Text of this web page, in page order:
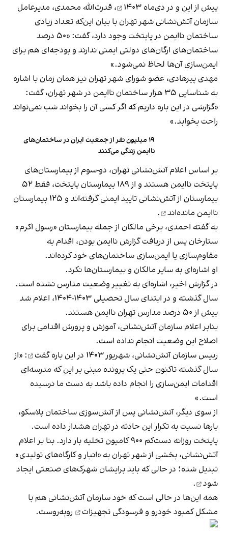
پیش از این و در دی‌ماه ۱۴۰۳
، قدرت‌الله محمدی، مدیرعامل
سازمان آتش‌نشانی شهر تهران با بیان این‌که تعداد زیادی
ساختمان ناایمن در پایتخت وجود دارد، گفت: «۵۰ درصد
ساختمان‌های ارگان‌های دولتی ایمنی ندارند و بودجه‌ای هم برای
ایمن‌سازی آن‌ها لحاظ نمی‌شود.»
مهدی پیرهادی، عضو شورای شهر تهران نیز همان زمان با اشاره
به شناسایی ۳۵ هزار ساختمان ناایمن در شهر تهران، گفت:
«گزارشی در این باره داریم که اگر کسی آن را بخواند شب نمی‌تواند
راحت بخوابد.»
۱۹ میلیون نفر از جمعیت ایران در ساختمان‌های
ناایمن زندگی می‌کنند
بر اساس اعلام آتش‌نشانی تهران، دو-سوم از بیمارستان‌های
پایتخت ناایمن هستند و از ۱۸۹ بیمارستان پایتخت، فقط ۵۲
بیمارستان از آتش‌نشانی تایید ایمنی گرفته‌اند و ۱۲۵ بیمارستان
ناایمن مانده‌اند
.
به گفته احمدی، برخی مالکان از جمله بیمارستان «رسول اکرم»‌
ستارخان پس از دریافت گزارش ناایمن بودن، اقدام به
مقاوم‌سازی یا ایمن‌سازی ساختمان‌های خود کرده‌اند.
او اشاره‌ای به سایر مالکان و بیمارستان‌ها نکرد.
در گزارش اخیر، اشاره‌ای به تغییر وضعیت مدارس نشده است.
سال گذشته و در ابتدای سال تحصیلی ۱۴۰۳-۱۴۰۴، اعلام شد
بیش از ۵۰ درصد مدارس تهران ناایمن هستند.
بنابر اعلام سازمان آتش‌نشانی، آموزش و پرورش اقدامی برای
اصلاح این وضعیت انجام نداده است.
رییس سازمان آتش‌نشانی، شهریور ۱۴۰۳
در این باره گفت
: «از
سال گذشته تاکنون حتی یک پرونده مبنی بر این که مدرسه‌ای
اقدامات ایمن‌سازی را انجام داده باشد به دست ما نرسیده
است.»
از سوی دیگر، آتش‌نشانی پس از آتش‌سوزی ساختمان پلاسکو،
بارها نسبت به تکرار این حادثه در تهران هشدار داده است.
پایتخت روزانه دست‌کم ۹۰۰ کامیون تخلیه بار دارد. بنا بر اعلام
آتش‌نشانی، بخشی از شهر تهران به «انبار و کارگاه‌های تولیدی»
تبدیل شده؛ در حالی که باید برایشان شهرک‌های صنعتی ایجاد
شود
.
همه این‌ها در حالی است که خود سازمان آتش‌نشانی هم با
مشکلکمبود خودرو و فرسودگی تجهیزات روبه‌روست.